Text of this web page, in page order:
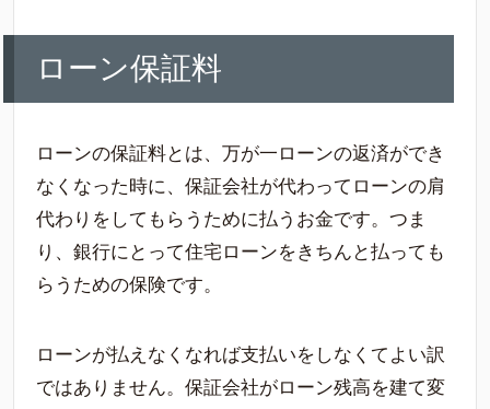
ローン保証料
ローンの保証料とは、万が一ローンの返済ができ
なくなった時に、保証会社が代わってローンの肩
代わりをしてもらうために払うお金です。つま
り、銀行にとって住宅ローンをきちんと払っても
らうための保険です。
ローンが払えなくなれば支払いをしなくてよい訳
ではありません。保証会社がローン残高を建て変